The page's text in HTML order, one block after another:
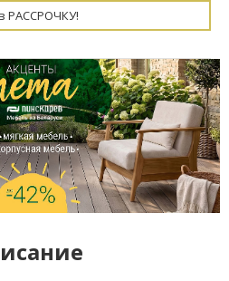
РАССРОЧКУ!